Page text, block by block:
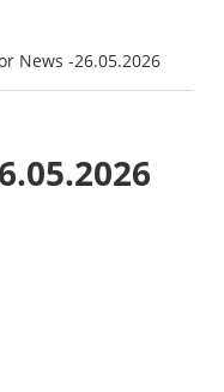
News -26.05.2026